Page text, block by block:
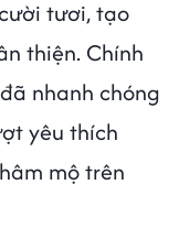
tươi, tạo
thiện. Chính
nhanh chóng
yêu thích
mộ trên